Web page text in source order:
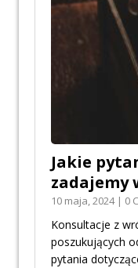
Jakie
zadajemy
10 maja, 2024 | 0
Konsultacje z
poszukujących
pytania